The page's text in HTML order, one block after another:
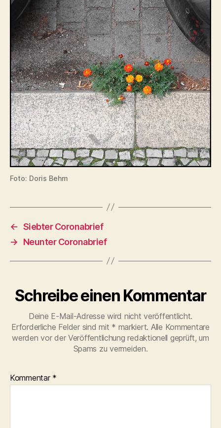
Foto: Doris Behm
← Siebter Coronabrief
→
Neunter Coronabrief
Schreibe einen Kommentar
Deine E-Mail-Adresse wird nicht veröffentlicht.
Erforderliche Felder sind mit * markiert. Alle Kommentare
werden vor der Veröffentlichung redaktionell geprüft, um
Spams zu vermeiden.
Kommentar *